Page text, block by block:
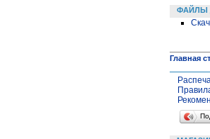
ФАЙЛЫ
Главная